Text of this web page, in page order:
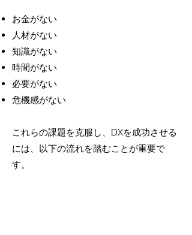
お金がない
人材がない
知識がない
時間がない
必要がない
危機感がない
これらの課題を克服し、DXを成功させる
には、以下の流れを踏むことが重要で
す。